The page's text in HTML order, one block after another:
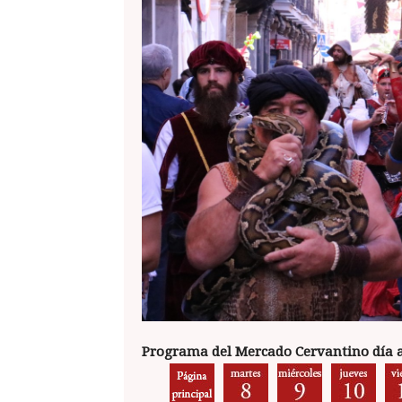
Programa del Mercado Cervantino día